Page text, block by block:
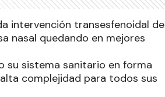
intervención transesfenoidal de
nasal quedando en mejores
su sistema sanitario en forma
complejidad para todos sus